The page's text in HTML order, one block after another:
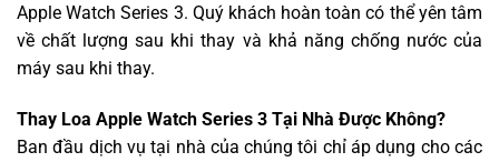
Apple Watch Series 3. Quý khách hoàn toàn có thể yên tâm
về chất lượng sau khi thay và khả năng chống nước của
máy sau khi thay.
Thay Loa Apple Watch Series 3 Tại Nhà Được Không?
Ban đầu dịch vụ tại nhà của chúng tôi chỉ áp dụng cho các